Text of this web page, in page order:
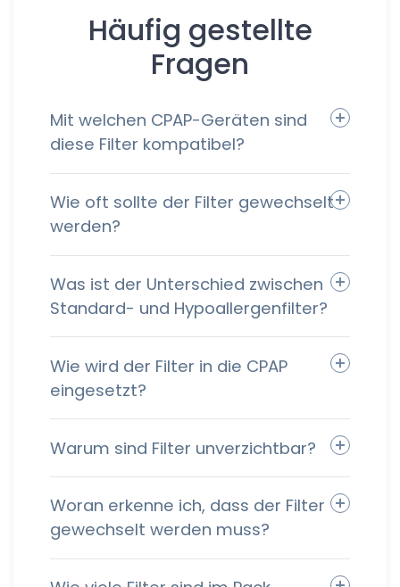
Häufig gestellte
Fragen
Mit welchen CPAP-Geräten sind
diese Filter kompatibel?
Wie oft sollte der Filter gewechselt
werden?
Was ist der Unterschied zwischen
Standard- und Hypoallergenfilter?
Wie wird der Filter in die CPAP
eingesetzt?
Warum sind Filter unverzichtbar?
Woran erkenne ich, dass der Filter
gewechselt werden muss?